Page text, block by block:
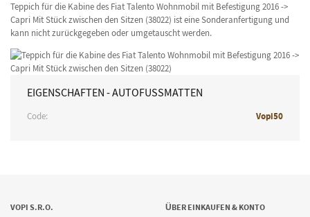
Teppich für die Kabine des Fiat Talento Wohnmobil mit Befestigung 2016 ->
Capri Mit Stück zwischen den Sitzen (38022) ist eine Sonderanfertigung und
kann nicht zurückgegeben oder umgetauscht werden.
EIGENSCHAFTEN - AUTOFUSSMATTEN
Code: Vopi50
VOPI S.R.O. ÜBER EINKAUFEN & KONTO